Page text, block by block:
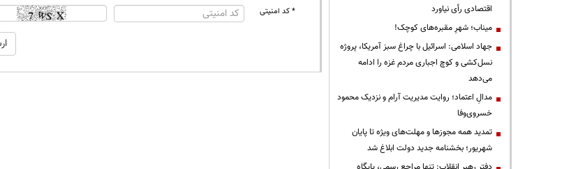
* کد امنیتی
اقتصادی رأی نیاورد
میناب؛ شهرِ مقبره‌های کوچک!
جهاد اسلامی: اسرائیل با چراغ سبز آمریکا، پروژه
نسل‌کشی و کوچ اجباری مردم غزه را ادامه
می‌دهد
مدالِ اعتماد؛ روایت مدیریت آرام و نزدیک محمود
خسروی‌وفا
تمدید همه مجوزها و مهلت‌های ویژه تا پایان
شهریور؛ بخشنامه جدید دولت ابلاغ شد